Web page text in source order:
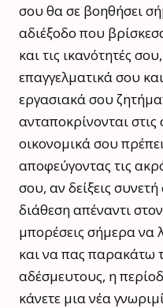
σου θα σε βοηθήσει
αδιέξοδο που
και τις ικανότητές
επαγγελματικά σου
εργασιακά σου
ανταποκρίνονται
οικονομικά σου
αποφεύγοντας τις
σου, αν δείξεις
διάθεση απέναντι
μπορέσεις σήμερα να
και να πας παρακάτω
αδέσμευτους, η
κάνετε μια νέα